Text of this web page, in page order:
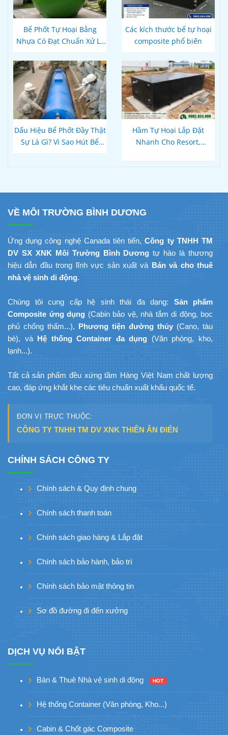
Bể Phốt Tự Hoại Bằng
Nhựa Có Đạt Chuẩn Xử Lý
Hiện Hành Không?
Các kích thước bể tự hoại
composite phổ biến
Dấu Hiệu Bể Phốt Đầy Thật
Sự Là Gì? Vì Sao Hút Bể
Chậm?
Hầm Tự Hoại Lắp Đặt
Nhanh Cho Resort,
Giang: Giải Pháp
VỀ MÔI TRƯỜNG BÌNH DƯƠNG
Ứng dụng công nghệ Canada tiên tiến,Công ty TNHH TM
DV SX XNK Môi Trường Bình Dương tự hào là thương
hiệu dẫn đầu trong lĩnh vực sản xuất và Bán và cho thuê
nhà vệ sinh di động.
Chúng tôi cung cấp hệ sinh thái đa dạng: Sản phẩm
Composite ứng dụng (Cabin bảo vệ, nhà tắm di động, bọc
phủ chống thấm...), Phương tiện đường thủy (Cano, tàu
bè), và Hệ thống Container đa dụng (Văn phòng, kho,
lạnh...).
Tất cả sản phẩm đều xứng tầm Hàng Việt Nam chất lượng
cao, đáp ứng khắt khe các tiêu chuẩn xuất khẩu quốc tế.
ĐƠN VỊ TRỰC THUỘC:
CÔNG TY TNHH TM DV XNK THIÊN ÂN ĐIỂN
CHÍNH SÁCH CÔNG TY
Chính sách & Quy định chung
Chính sách thanh toán
Chính sách giao hàng & Lắp đặt
Chính sách bảo hành, bảo trì
Chính sách bảo mật thông tin
Sơ đồ đường đi đến xưởng
DỊCH VỤ NỔI BẬT
Bán & Thuê Nhà vệ sinh di động HOT
Hệ thống Container (Văn phòng, Kho...)
Cabin & Chốt gác Composite